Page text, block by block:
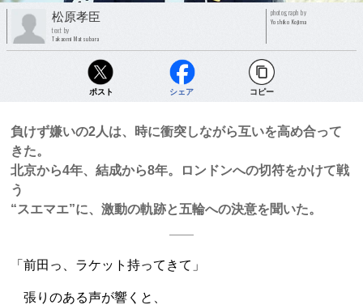
松原孝臣
text by
Takaomi Matsubara
photograph by
Yoshiko Kojima
ポスト シェア コピー
負けず嫌いの2人は、時に衝突しながら互いを高め合って
きた。
北京から4年、結成から8年。ロンドンへの切符をかけて戦
う
“スエマエ”に、激動の軌跡と五輪への決意を聞いた。
「前田っ、ラケット持ってきて」
張りのある声が響くと、